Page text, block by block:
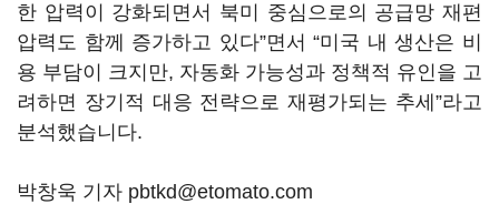
한 압력이 강화되면서 북미 중심으로의 공급망 재편
압력도 함께 증가하고 있다”면서 “미국 내 생산은 비
용 부담이 크지만, 자동화 가능성과 정책적 유인을 고
려하면 장기적 대응 전략으로 재평가되는 추세”라고
분석했습니다.
박창욱 기자 pbtkd@etomato.com